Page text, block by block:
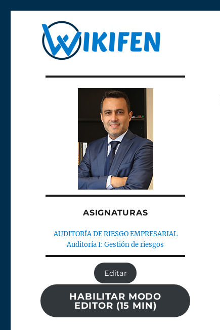
Wikifen
ASIGNATURAS
AUDITORÍA DE RIESGO EMPRESARIAL
Auditoría I: Gestión de riesgos
Editar
HABILITAR MODO
EDITOR (15 MIN)